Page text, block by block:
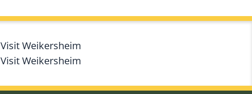
Visit Weikersheim
Visit Weikersheim